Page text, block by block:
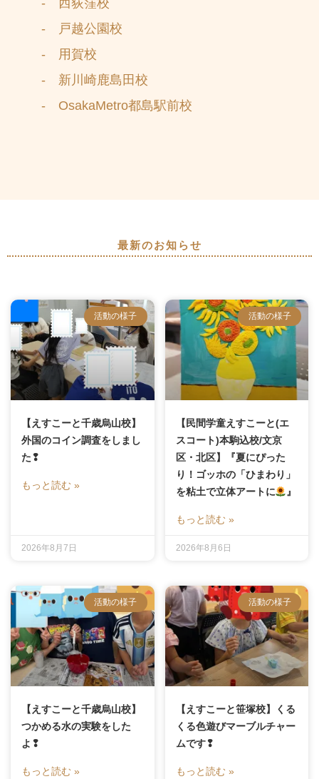
- 西荻窪校
- 戸越公園校
- 用賀校
- 新川崎鹿島田校
- OsakaMetro都島駅前校
最新のお知らせ
活動の様子
【えすこーと千歳烏山校】
外国のコイン調査をしまし
た❢
もっと読む »
2026年8月7日
活動の様子
【民間学童えすこーと(エ
スコート)本駒込校/文京
区・北区】『夏にぴった
り！ゴッホの「ひまわり」
を粘土で立体アートに
』
もっと読む »
2026年8月6日
活動の様子
【えすこーと千歳烏山校】
つかめる水の実験をした
よ❢
もっと読む »
活動の様子
【えすこーと笹塚校】くる
くる色遊びマーブルチャー
ムです❢
もっと読む »